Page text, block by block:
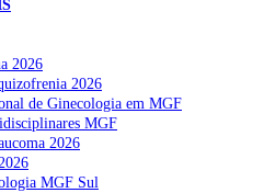
aos cheques psicólogo e
7 de Agosto, 2026
endoscópica do ouvido com
7 de Agosto, 2026
2026
2026
de Ginecologia em MGF
MGF
2026
MGF Sul